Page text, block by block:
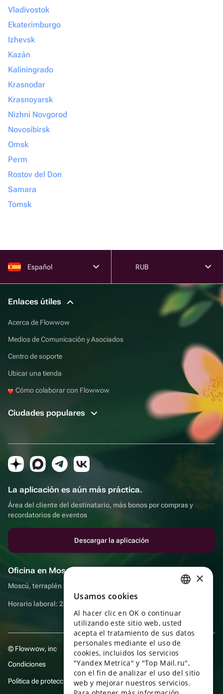
Vladivostok
Ekaterimburgo
Izhevsk
Kazán
Kaliningrado
Krasnodar
Krasnoyarsk
Nizhni Novgorod
Novosibirsk
Omsk
Perm
Rostov del Don
Samara
Tomsk
Español RUB
Enlaces útiles
Acerca de Flowwow
Medios de Comunicación y Asociados
Centro de soporte
Ubicar una tienda
Cómo colaborar con Flowwow
Ciudades populares
La aplicación es aún más práctica.
Área del cliente del destinatario, más bonos por compras y
recordatorios de eventos
Descargar la aplicación
Oficina en Moscú
Moscú, terraplén Sadovnicheskaya, 9, sala 2/3
Horario laboral: 24 horas
© Flowwow, inc
Condiciones
Política de protección y privacidad de datos
ENGLISH
UKRAINIAN
PORTUGUESE
SPANISH
HUNGARIAN
×
Usamos cookies
Al hacer clic en OK o continuar
utilizando este sitio web, usted
acepta el tratamiento de sus datos
personales mediante el uso de
cookies, incluidos los servicios
"Yandex Metrica" y "Top Mail.ru",
con el fin de analizar el uso del sitio
web y mejorar nuestros servicios.